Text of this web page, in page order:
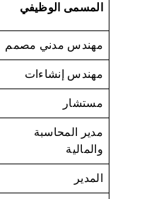
المسمى الوظيفي
مهندس مدني مصمم
مهندس إنشاءات
مستشار
مدير المحاسبة
والمالية
المدير